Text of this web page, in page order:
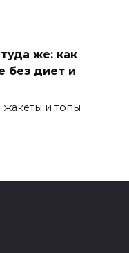
же: как
без диет и
и топы